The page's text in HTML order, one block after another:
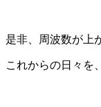
是非、周波数が上
これからの日々を